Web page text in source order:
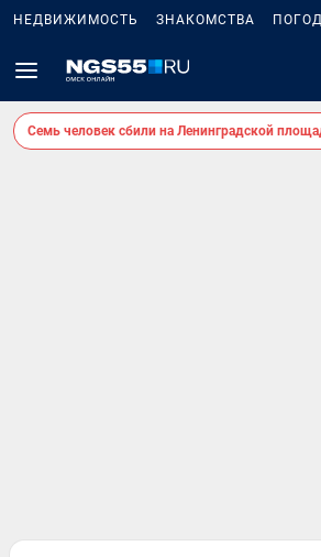
НЕДВИЖИМОСТЬ ЗНАКОМСТВА
Семь человек сбили на Ленинградской